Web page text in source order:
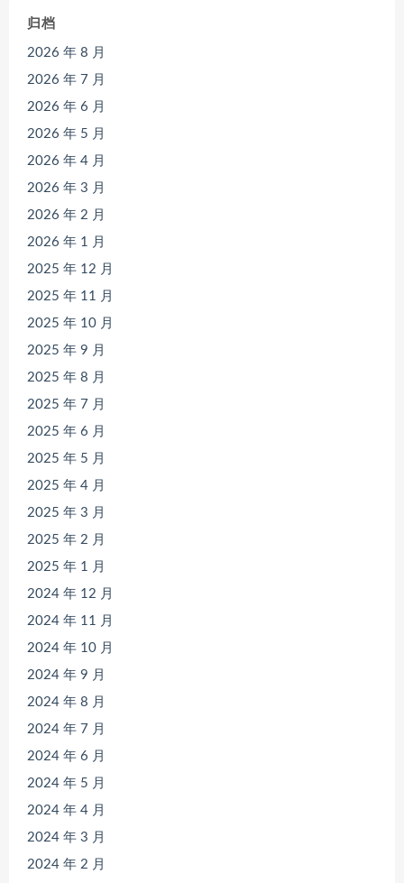
归档
2026 年 8 月
2026 年 7 月
2026 年 6 月
2026 年 5 月
2026 年 4 月
2026 年 3 月
2026 年 2 月
2026 年 1 月
2025 年 12 月
2025 年 11 月
2025 年 10 月
2025 年 9 月
2025 年 8 月
2025 年 7 月
2025 年 6 月
2025 年 5 月
2025 年 4 月
2025 年 3 月
2025 年 2 月
2025 年 1 月
2024 年 12 月
2024 年 11 月
2024 年 10 月
2024 年 9 月
2024 年 8 月
2024 年 7 月
2024 年 6 月
2024 年 5 月
2024 年 4 月
2024 年 3 月
2024 年 2 月